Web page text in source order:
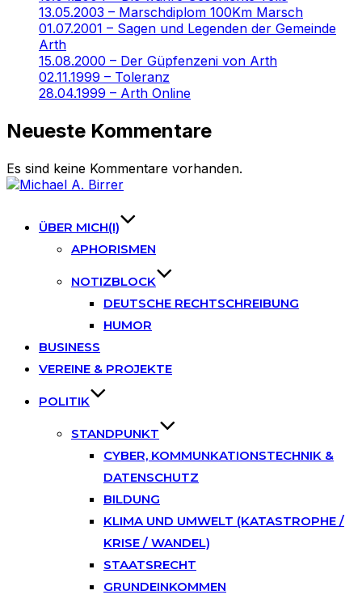
13.05.2003 – Marschdiplom 100Km Marsch
01.07.2001 – Sagen und Legenden der Gemeinde
Arth
15.08.2000 – Der Güpfenzeni von Arth
02.11.1999 – Toleranz
28.04.1999 – Arth Online
Neueste Kommentare
Es sind keine Kommentare vorhanden.
Skip
ÜBER MICH(I)
APHORISMEN
NOTIZBLOCK
DEUTSCHE RECHTSCHREIBUNG
HUMOR
BUSINESS
VEREINE & PROJEKTE
POLITIK
STANDPUNKT
CYBER, KOMMUNKATIONSTECHNIK &
DATENSCHUTZ
BILDUNG
KLIMA UND UMWELT (KATASTROPHE /
KRISE / WANDEL)
STAATSRECHT
GRUNDEINKOMMEN